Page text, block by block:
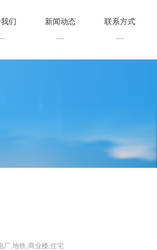
们 新闻动态 联系方式
厂,地铁,商业楼,住宅